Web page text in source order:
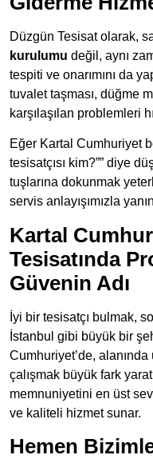
Düzgün Tesisat olarak,
kurulumu değil, aynı
tespiti ve onarımını da
tuvalet taşması, düğme
karşılaşılan problemleri
Eğer Kartal Cumhuriyet
tesisatçısı kim?”” diye
tuşlarına dokunmak
servis anlayışımızla
Kartal
Tesisatında
Güvenin Adı
İyi bir tesisatçı bulmak,
İstanbul gibi büyük bir
Cumhuriyet’de,
çalışmak büyük fark
memnuniyetini en üst
ve kaliteli hizmet sunar.
Hemen